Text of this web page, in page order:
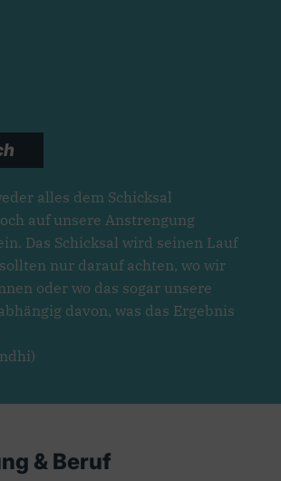
alles dem Schicksal
auf unsere Anstrengung
Das Schicksal wird seinen Lauf
nur darauf achten, wo wir
oder wo das sogar unsere
davon, was das Ergebnis
& Beruf